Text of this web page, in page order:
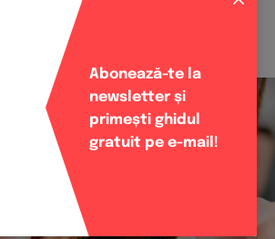
nostru: ia un IPA bun cu citrice
de ceva ușor și răcoritor!
Abonează-te la
newsletter și
primești ghidul
gratuit pe e-mail!